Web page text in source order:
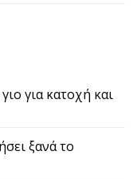
για κατοχή και
ξανά το